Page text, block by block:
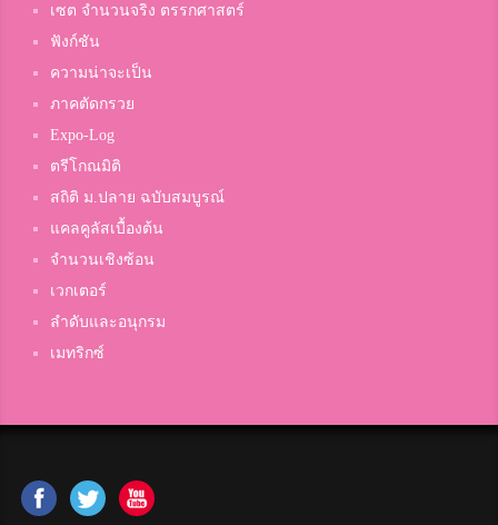
เซต จำนวนจริง ตรรกศาสตร์
ฟังก์ชัน
ความน่าจะเป็น
ภาคตัดกรวย
Expo-Log
ตรีโกณมิติ
สถิติ ม.ปลาย ฉบับสมบูรณ์
แคลคูลัสเบื้องต้น
จำนวนเชิงซ้อน
เวกเตอร์
ลำดับและอนุกรม
เมทริกซ์